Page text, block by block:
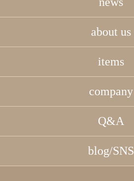
about us
items
company
Q&A
blog/SNS